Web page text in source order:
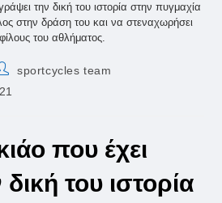
την δική του ιστορία στην πυγμαχία
στην δράση του και να στεναχωρήσει
του αθλήματος.
sportcycles team
που έχει
του ιστορία